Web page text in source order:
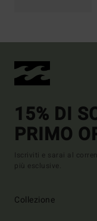
15% DI
PRIMO
Iscriviti e sarai al
più esclusive.
Collezione